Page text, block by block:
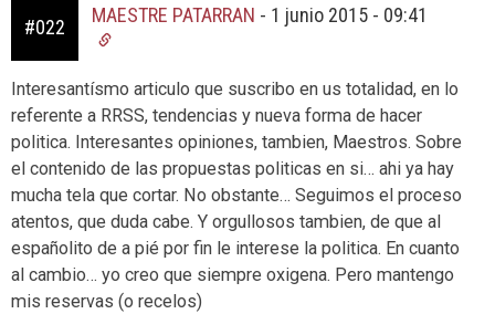
#022
MAESTRE PATARRAN - 1 junio 2015 - 09:41
Interesantísmo articulo que suscribo en us totalidad, en lo
referente a RRSS, tendencias y nueva forma de hacer
politica. Interesantes opiniones, tambien, Maestros. Sobre
el contenido de las propuestas politicas en si… ahi ya hay
mucha tela que cortar. No obstante… Seguimos el proceso
atentos, que duda cabe. Y orgullosos tambien, de que al
españolito de a pié por fin le interese la politica. En cuanto
al cambio… yo creo que siempre oxigena. Pero mantengo
mis reservas (o recelos)